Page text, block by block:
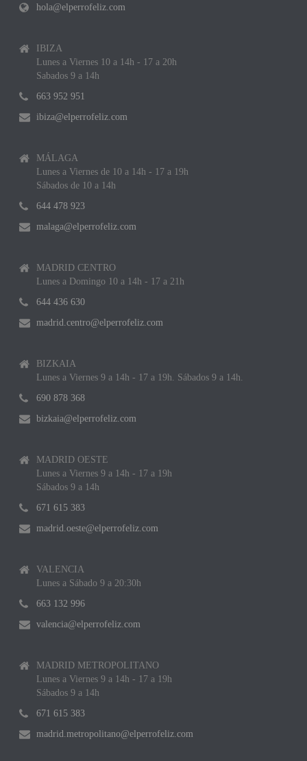
hola@elperrofeliz.com
IBIZA
Lunes a Viernes 10 a 14h - 17 a 20h
Sabados 9 a 14h
663 952 951
ibiza@elperrofeliz.com
MÁLAGA
Lunes a Viernes de 10 a 14h - 17 a 19h
Sábados de 10 a 14h
644 478 923
malaga@elperrofeliz.com
MADRID CENTRO
Lunes a Domingo 10 a 14h - 17 a 21h
644 436 630
madrid.centro@elperrofeliz.com
BIZKAIA
Lunes a Viernes 9 a 14h - 17 a 19h. Sábados 9 a 14h.
690 878 368
bizkaia@elperrofeliz.com
MADRID OESTE
Lunes a Viernes 9 a 14h - 17 a 19h
Sábados 9 a 14h
671 615 383
madrid.oeste@elperrofeliz.com
VALENCIA
Lunes a Sábado 9 a 20:30h
663 132 996
valencia@elperrofeliz.com
MADRID METROPOLITANO
Lunes a Viernes 9 a 14h - 17 a 19h
Sábados 9 a 14h
671 615 383
madrid.metropolitano@elperrofeliz.com